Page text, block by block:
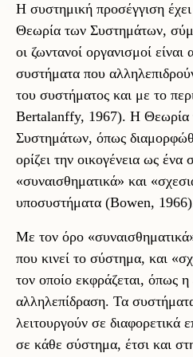
Η συστημική προσέγγιση έχει
Θεωρία των Συστημάτων,
οι ζωντανοί οργανισμοί είναι
συστήματα που
του συστήματος και με το
Bertalanffy, 1967). Η Θεωρία
Συστημάτων, όπως
ορίζει την οικογένεια ως ένα
«συναισθηματικά» και
υποσυστήματα (Bowen,
Με τον όρο
που κινεί το σύστημα, και
τον οποίο εκφράζεται, όπως η
αλληλεπίδραση. Τα
λειτουργούν σε διαφορετικά
σε κάθε σύστημα, έτσι και